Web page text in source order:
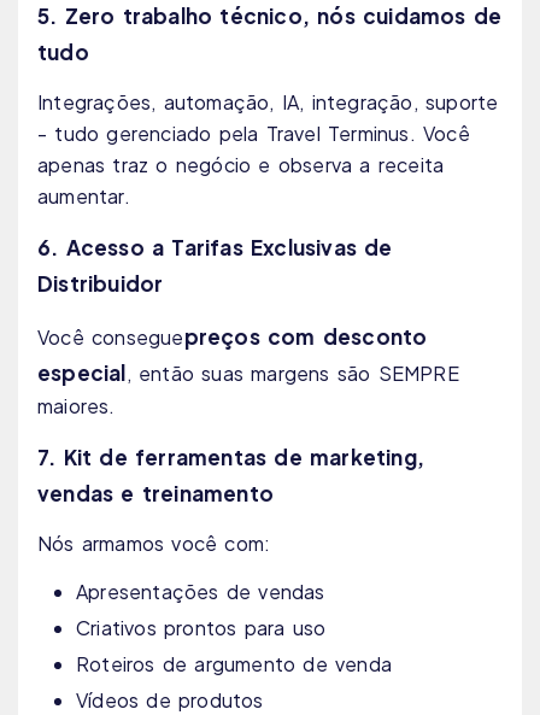
5. Zero trabalho técnico, nós cuidamos de
tudo
Integrações, automação, IA, integração, suporte
- tudo gerenciado pela Travel Terminus. Você
apenas traz o negócio e observa a receita
aumentar.
6. Acesso a Tarifas Exclusivas de
Distribuidor
Você conseguepreços com desconto
especial, então suas margens são SEMPRE
maiores.
7. Kit de ferramentas de marketing,
vendas e treinamento
Nós armamos você com:
Apresentações de vendas
Criativos prontos para uso
Roteiros de argumento de venda
Vídeos de produtos